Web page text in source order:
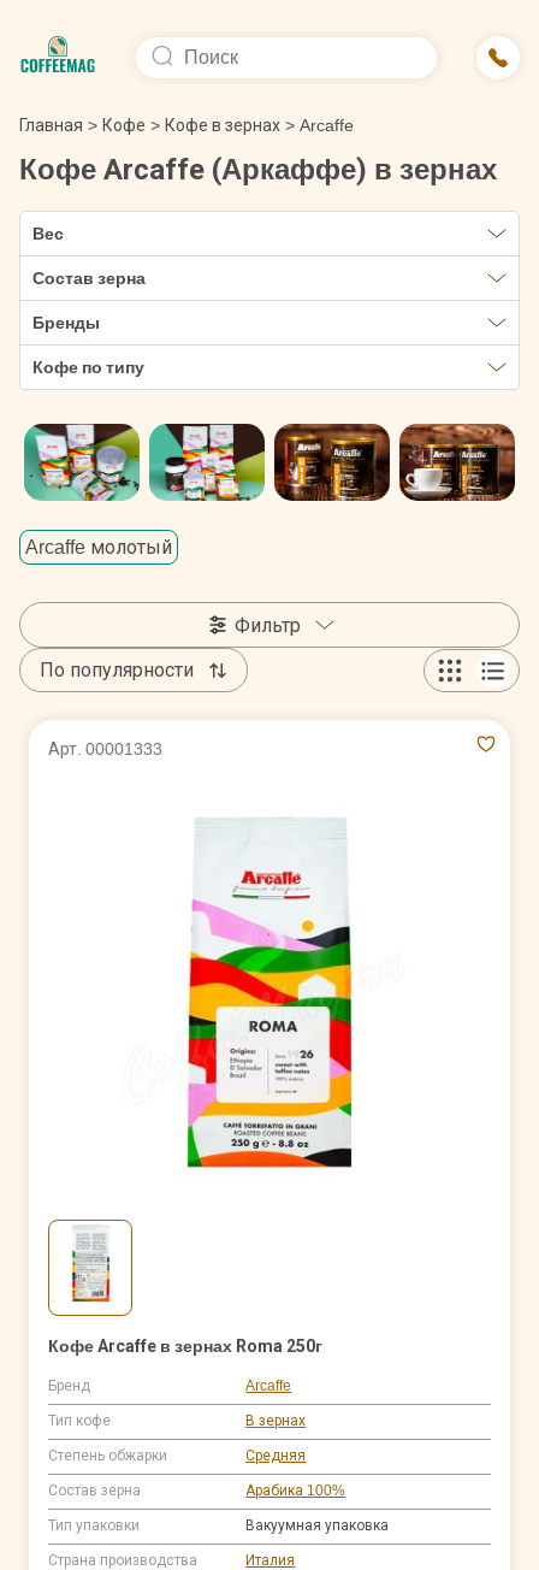
Главная > Кофе > Кофе в зернах > Arcaffe
Кофе Arcaffe (Аркаффе) в зернах
Вес
Состав зерна
Бренды
Кофе по типу
Arcaffe молотый
Фильтр
По популярности
Арт. 00001333
Кофе Arcaffe в зернах Roma 250г
Бренд Arcaffe
Тип кофе В зернах
Степень обжарки Средняя
Состав зерна Арабика 100%
Тип упаковки Вакуумная упаковка
Страна производства Италия